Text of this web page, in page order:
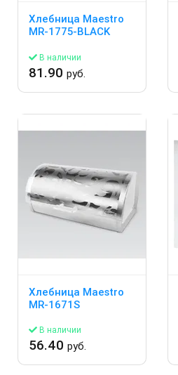
Хлебница Maestro
MR-1775-BLACK
В наличии
81.90 руб.
Хлебница Maestro
MR-1671S
В наличии
56.40 руб.